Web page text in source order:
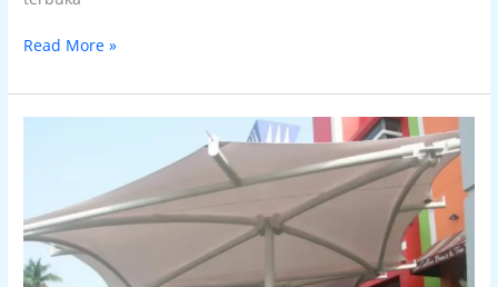
Read More »
pemasangan
canopy
kain